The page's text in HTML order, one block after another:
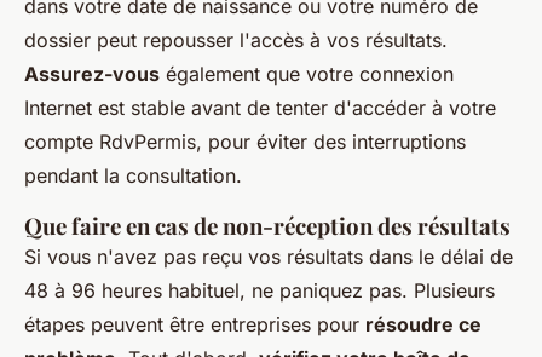
dans votre date de naissance ou votre numéro de
dossier peut repousser l'accès à vos résultats.
Assurez-vous également que votre connexion
Internet est stable avant de tenter d'accéder à votre
compte RdvPermis, pour éviter des interruptions
pendant la consultation.
Que faire en cas de non-réception des résultats
Si vous n'avez pas reçu vos résultats dans le délai de
48 à 96 heures habituel, ne paniquez pas. Plusieurs
étapes peuvent être entreprises pour résoudre ce